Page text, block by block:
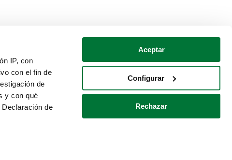
IP, con
con el fin de
de
y con qué
de
Aceptar
Configurar
Rechazar